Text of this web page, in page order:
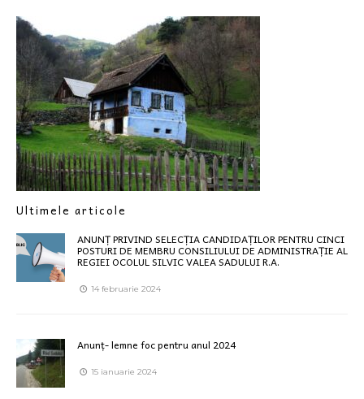
Ultimele articole
ANUNȚ PRIVIND SELECȚIA CANDIDAȚILOR PENTRU CINCI
POSTURI DE MEMBRU CONSILIULUI DE ADMINISTRAȚIE AL
REGIEI OCOLUL SILVIC VALEA SADULUI R.A.
14 februarie 2024
Anunț- lemne foc pentru anul 2024
15 ianuarie 2024